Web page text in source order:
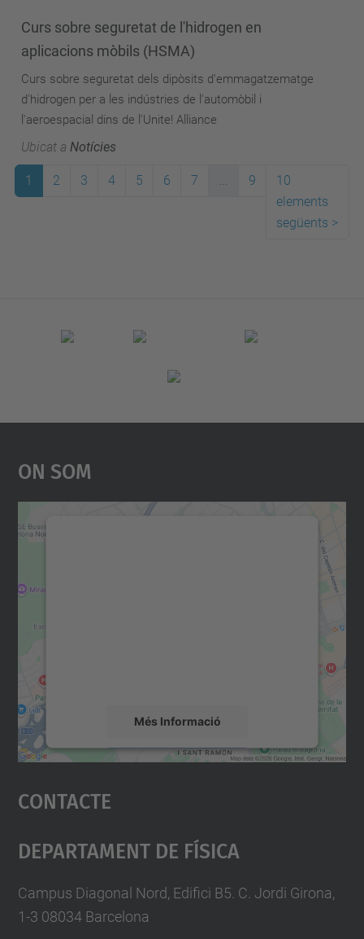
Curs sobre seguretat de l'hidrogen en
aplicacions mòbils (HSMA)
Curs sobre seguretat dels dipòsits d'emmagatzematge
d'hidrogen per a les indústries de l'automòbil i
l'aeroespacial dins de l'Unite! Alliance
Ubicat a Notícies
1 2 3 4 5 6 7 ... 9
10
elements
següents >
On Som
Més Informació
Accepta
powered by
Contacte
Departament De Física
Campus Diagonal Nord, Edifici B5. C. Jordi Girona,
1-3 08034 Barcelona